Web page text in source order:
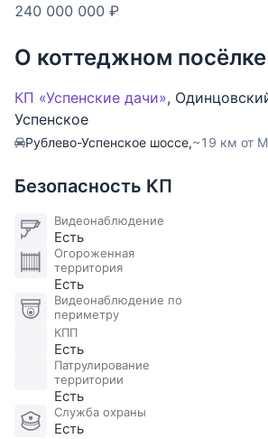
240 000 000 ₽
О коттеджном посёлке
КП «Успенские дачи»,
Успенское
Рублево-Успенское шоссе,~19 км от
Безопасность КП
Видеонаблюдение
Есть
Огороженная
территория
Есть
Видеонаблюдение по
периметру
КПП
Есть
Патрулирование
территории
Есть
Служба охраны
Есть